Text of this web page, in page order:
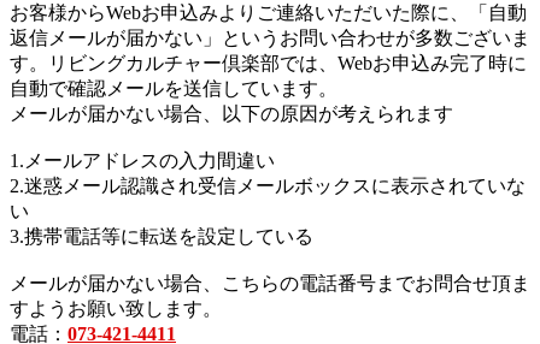
お客様からWebお申込みよりご連絡いただいた際に、「自動
返信メールが届かない」というお問い合わせが多数ございま
す。リビングカルチャー倶楽部では、Webお申込み完了時に
自動で確認メールを送信しています。
メールが届かない場合、以下の原因が考えられます
1.メールアドレスの入力間違い
2.迷惑メール認識され受信メールボックスに表示されていな
い
3.携帯電話等に転送を設定している
メールが届かない場合、こちらの電話番号までお問合せ頂ま
すようお願い致します。
電話： 073-421-4411